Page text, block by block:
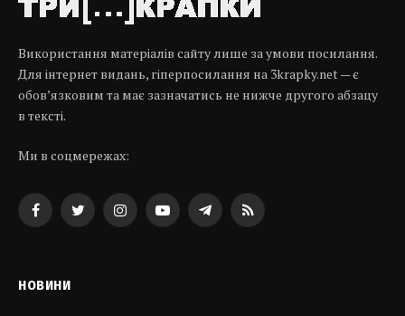
Використання матеріалів сайту лише за умови посилання.
Для інтернет видань, гіперпосилання на 3krapky.net — є
обов’язковим та має зазначатись не нижче другого абзацу
в тексті.
Ми в соцмережах:
FacebookTwitterInstagramYouTubeTelegramRSS
НОВИНИ